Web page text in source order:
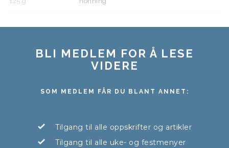
BLI MEDLEM FOR Å LESE
VIDERE
SOM MEDLEM FÅR DU BLANT ANNET:
Tilgang til alle oppskrifter og artikler
Tilgang til alle uke- og festmenyer